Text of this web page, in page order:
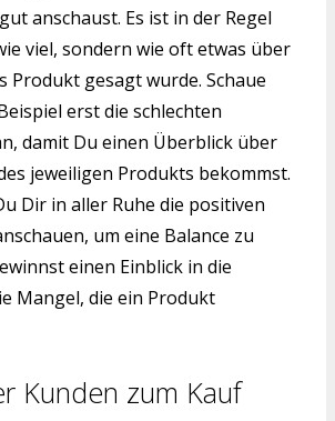
anschaust. Es ist in der Regel
viel, sondern wie oft etwas über
Produkt gesagt wurde. Schaue
erst die schlechten
damit Du einen Überblick über
jeweiligen Produkts bekommst.
Dir in aller Ruhe die positiven
um eine Balance zu
einen Einblick in die
Mangel, die ein Produkt
Kunden zum Kauf